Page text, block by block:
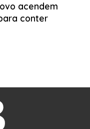
acendem
conter